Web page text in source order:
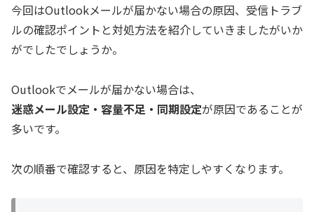
今回はOutlookメールが届かない場合の原因、受信トラブ
ルの確認ポイントと対処方法を紹介していきましたがいか
がでしたでしょうか。
Outlookでメールが届かない場合は、
迷惑メール設定・容量不足・同期設定が原因であることが
多いです。
次の順番で確認すると、原因を特定しやすくなります。